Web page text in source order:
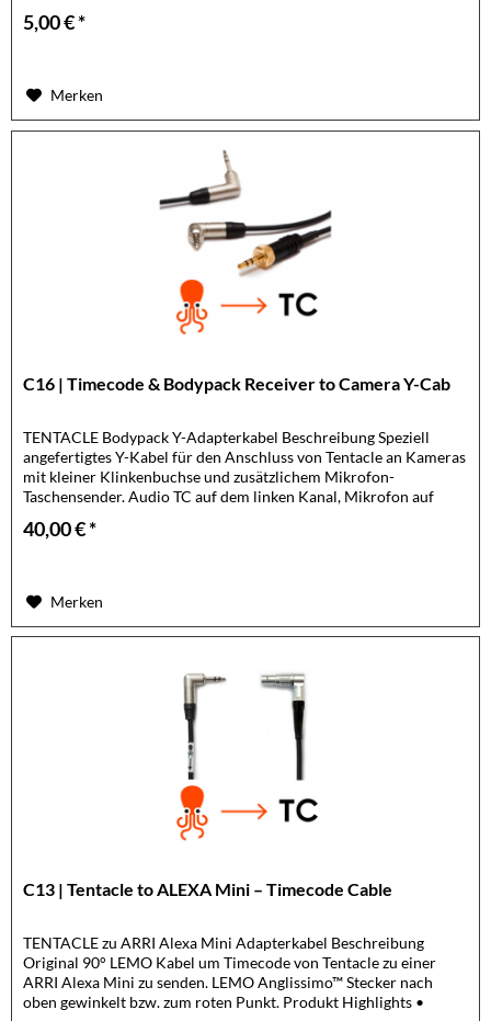
5,00 € *
Merken
C16 | Timecode & Bodypack Receiver to Camera Y-Cab
TENTACLE Bodypack Y-Adapterkabel Beschreibung Speziell
angefertigtes Y-Kabel für den Anschluss von Tentacle an Kameras
mit kleiner Klinkenbuchse und zusätzlichem Mikrofon-
Taschensender. Audio TC auf dem linken Kanal, Mikrofon auf
40,00 € *
Merken
C13 | Tentacle to ALEXA Mini – Timecode Cable
TENTACLE zu ARRI Alexa Mini Adapterkabel Beschreibung
Original 90° LEMO Kabel um Timecode von Tentacle zu einer
ARRI Alexa Mini zu senden. LEMO Anglissimo™ Stecker nach
oben gewinkelt bzw. zum roten Punkt. Produkt Highlights •